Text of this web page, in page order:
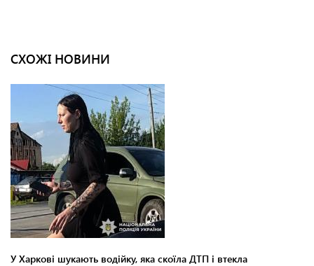
СХОЖІ НОВИНИ
У Харкові шукають водійку, яка скоїла ДТП і втекла